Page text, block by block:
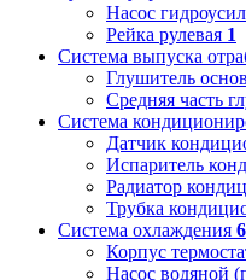
Насос
Рейка рулевая 1
Система выпуска
Глушитель
Средняя часть
Система
Датчик
Испаритель
Радиатор
Трубка
Система охлаждения 6
Корпус
Насос водяной